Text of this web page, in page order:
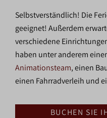
Selbstverständlich! Die
geeignet! Außerdem
verschiedene
haben unter anderem
Animationsteam, einen
einen Fahrradverleih und
BUCHEN SIE